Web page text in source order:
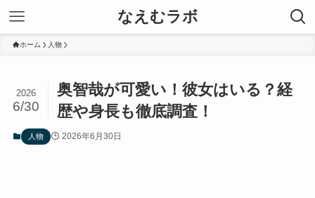
なえむラボ
ホーム 人物
奥智哉が可愛い！彼女はいる？経
歴や身長も徹底調査！
2026
6/30
人物 2026年6月30日